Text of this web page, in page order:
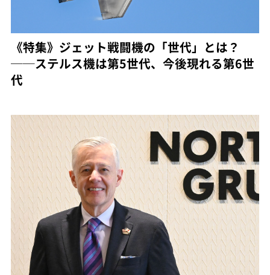
《特集》ジェット戦闘機の「世代」とは？
──ステルス機は第5世代、今後現れる第6世
代